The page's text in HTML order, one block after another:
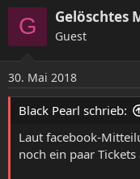
G Gelöschtes
Guest
30. Mai 2018
Black Pearl schrieb:
Laut facebook-
noch ein paar